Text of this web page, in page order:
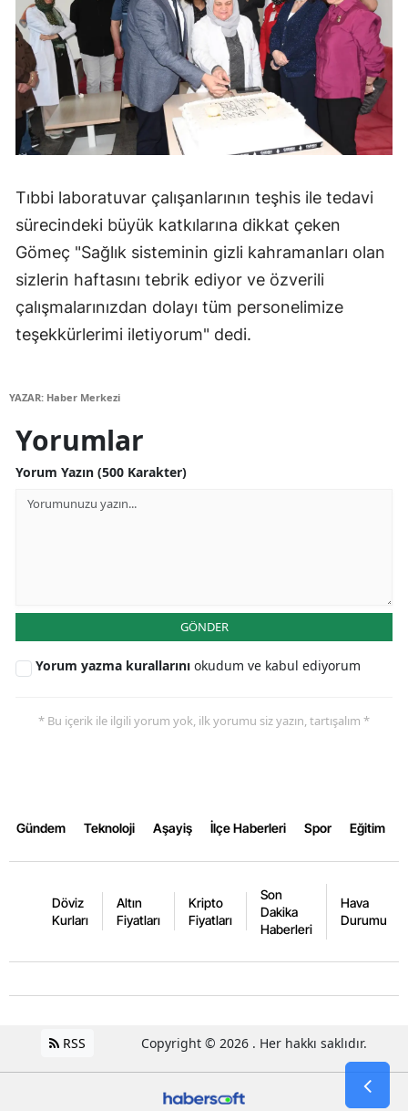
Sivas
Tekirdağ
Tokat
Trabzon
Şanlıurfa
Uşak
Van
Ardahan
Düzce
Tıbbi laboratuvar çalışanlarının teşhis ile tedavi
sürecindeki büyük katkılarına dikkat çeken
Gömeç "Sağlık sisteminin gizli kahramanları olan
sizlerin haftasını tebrik ediyor ve özverili
çalışmalarınızdan dolayı tüm personelimize
teşekkürlerimi iletiyorum" dedi.
YAZAR: Haber Merkezi
Yorumlar
Yorum Yazın (500 Karakter)
GÖNDER
Yorum yazma kurallarını okudum ve kabul ediyorum
* Bu içerik ile ilgili yorum yok, ilk yorumu siz yazın, tartışalım *
Gündem Teknoloji Aşayiş İlçe Haberleri Spor Eğitim
Döviz
Kurları
Altın
Fiyatları
Kripto
Fiyatları
Son
Dakika
Haberleri
Hava
Durumu
RSS Copyright © 2026 . Her hakkı saklıdır.